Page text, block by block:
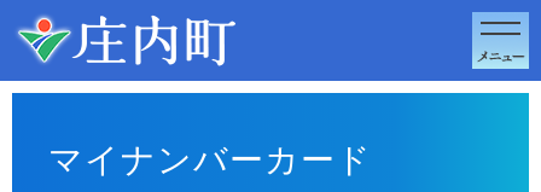
このページの本文へ移動
マイナンバーカード